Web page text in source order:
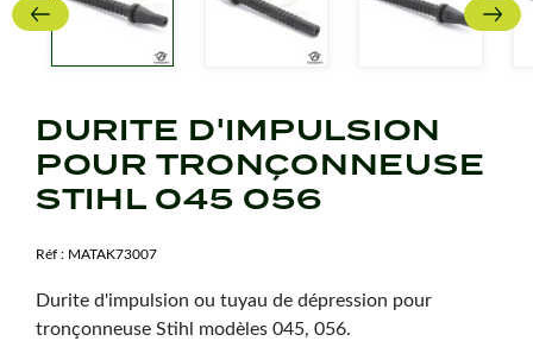
DURITE D'IMPULSION
POUR TRONÇONNEUSE
STIHL 045 056
Réf : MATAK73007
Durite d'impulsion ou tuyau de dépression pour
tronçonneuse Stihl modèles 045, 056.